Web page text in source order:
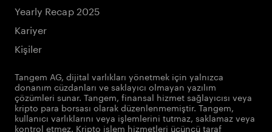
Yearly Recap 2025
Kariyer
Kişiler
Tangem AG, dijital varlıkları yönetmek için yalnızca
donanım cüzdanları ve saklayıcı olmayan yazılım
çözümleri sunar. Tangem, finansal hizmet sağlayıcısı veya
kripto para borsası olarak düzenlenmemiştir. Tangem,
kullanıcı varlıklarını veya işlemlerini tutmaz, saklamaz veya
kontrol etmez. Kripto işlem hizmetleri üçüncü taraf